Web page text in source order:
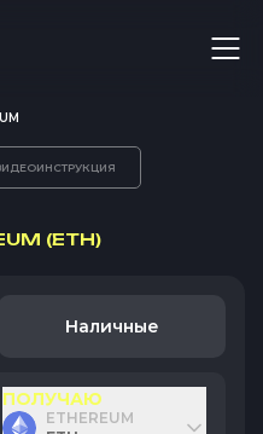
(ETH)
Наличные
ПОЛУЧАЮ
ETHEREUM